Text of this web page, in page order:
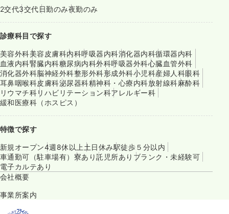
2交代3交代日勤のみ夜勤のみ
診療科目で探す
美容外科美容皮膚科内科呼吸器内科消化器内科循環器内科
血液内科腎臓内科糖尿病内科外科呼吸器外科心臓血管外科
消化器外科脳神経外科整形外科形成外科小児科産婦人科眼科
耳鼻咽喉科皮膚科泌尿器科精神科・心療内科放射線科麻酔科
リウマチ科リハビリテーション科アレルギー科
緩和医療科（ホスピス）
特徴で探す
新規オープン4週8休以上土日休み駅徒歩５分以内
車通勤可（駐車場有） 寮あり託児所あり ブランク・未経験可
電子カルテあり
会社概要
事業所案内